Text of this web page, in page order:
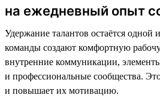
на ежедневный опыт
Удержание талантов остаётся одной
команды создают комфортную
внутренние коммуникации,
и профессиональные сообщества.
и повышает их мотивацию.